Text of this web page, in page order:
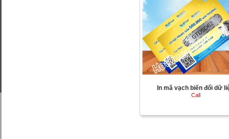
In mã vạch biến đổi dữ
Call